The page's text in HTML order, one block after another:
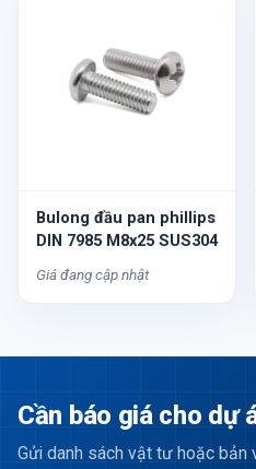
Bulong đầu pan phillips
DIN 7985 M8x25 SUS304
Giá đang cập nhật
Cần báo giá cho dự
Gửi danh sách vật tư hoặc bản